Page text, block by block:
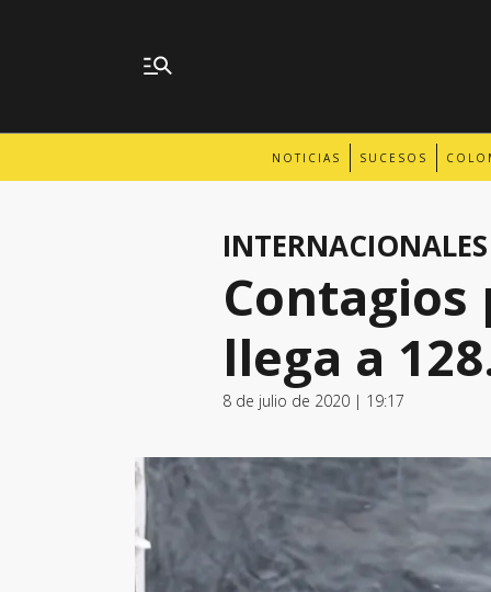
NOTICIAS SUCESOS
INTERNACIONALES
Contagios
llega a
8 de julio de 2020 | 19:17